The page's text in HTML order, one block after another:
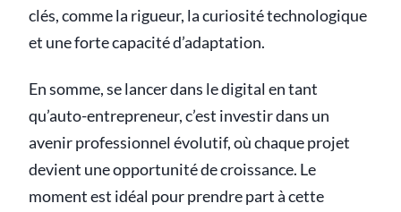
clés, comme la rigueur, la curiosité technologique
et une forte capacité d’adaptation.
En somme, se lancer dans le digital en tant
qu’auto-entrepreneur, c’est investir dans un
avenir professionnel évolutif, où chaque projet
devient une opportunité de croissance. Le
moment est idéal pour prendre part à cette